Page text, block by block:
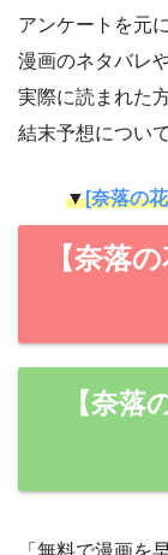
アンケートを元に
漫画のネタバレ
実際に読まれた
結末予想につい
▼[奈落の
【奈落
【奈落